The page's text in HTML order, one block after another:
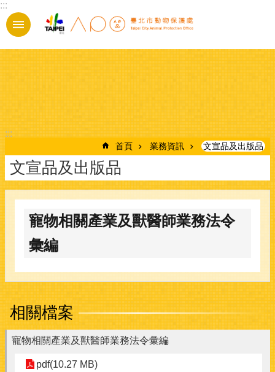
跳到主要內容區塊
:::
:::
首頁 業務資訊 文宣品及出版品
文宣品及出版品
寵物相關產業及獸醫師業務法令
彙編
相關檔案
寵物相關產業及獸醫師業務法令彙編
pdf(10.27 MB)